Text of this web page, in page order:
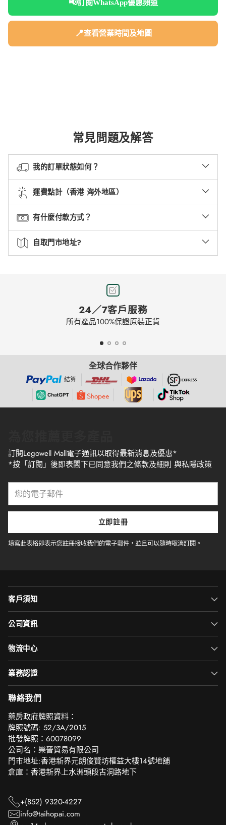
📢訂閱WhatsApp優惠頻道
📍查看營業時間及地圖
常見問題及解答
我的訂單狀態如何？
運費點計（香港 海外地區）
有什麼付款方式？
自取門市地址?
24／7客戶服務
所有產品100%保證原裝正貨
全球合作夥伴
結算
訂閱Legowell Mall電子通訊以取得最新消息及優惠*
*按「訂閱」後即表閣下已同意我們之條款及細則 與私隱政策
電
郵
件
立即註冊
填寫此表格即表示您註冊接收我們的電子郵件，並且可以隨時取消訂閱。
客戶須知
公司資訊
物流中心
業務認證
聯絡我們
‎藥房政府牌照資料：
牌照號碼: 52/3A/2015
批發牌照：60078099
公司名：樂晉貿易有限公司
門市地址:香港新界元朗俊賢坊權益大樓14號地舖
倉庫：香港新界上水洲頭段古洞路地下
+(852) 9320-4227
info@taihopai.com